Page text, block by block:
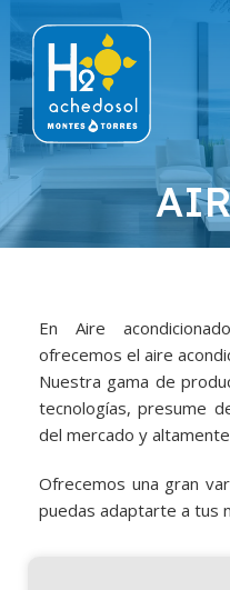
En Aire
ofrecemos el aire
Nuestra gama de
tecnologías, presume
del mercado y
Ofrecemos una gran
puedas adaptarte a tus